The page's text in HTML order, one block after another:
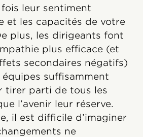
leur sentiment
et les capacités de votre
plus, les dirigeants font
plus efficace (et
secondaires négatifs)
suffisamment
tirer parti de tous les
l’avenir leur réserve.
il est difficile d’imaginer
ne